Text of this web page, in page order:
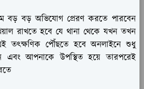
বড় বড় অভিযোগ প্রেরণ করতে পারবেন
রাখতে হবে যে থানা থেকে যখন তখন
তৎক্ষণিক পৌঁছতে হবে অনলাইনে শুধু
আপনাকে উপস্থিত হয়ে তারপরেই